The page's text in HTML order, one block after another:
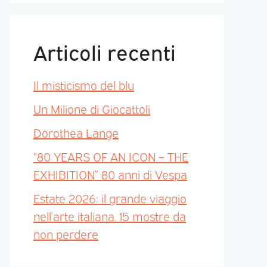
Articoli recenti
Il misticismo del blu
Un Milione di Giocattoli
Dorothea Lange
“80 YEARS OF AN ICON – THE
EXHIBITION” 80 anni di Vespa
Estate 2026: il grande viaggio
nell’arte italiana. 15 mostre da
non perdere